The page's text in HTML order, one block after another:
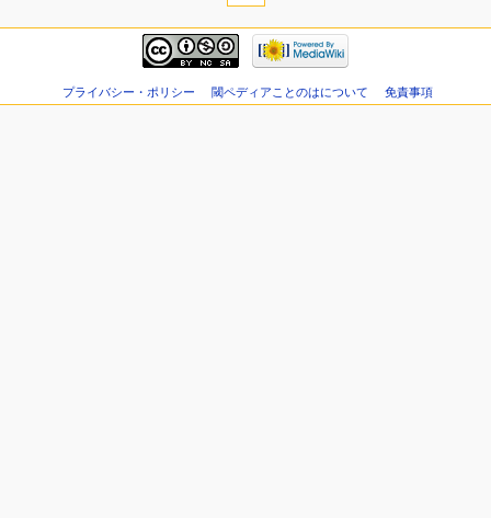
プライバシー・ポリシー 閾ペディアことのはについて 免責事項